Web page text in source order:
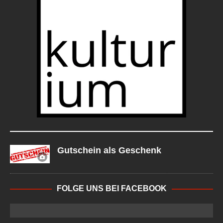
Gutschein als Geschenk
FOLGE UNS BEI FACEBOOK